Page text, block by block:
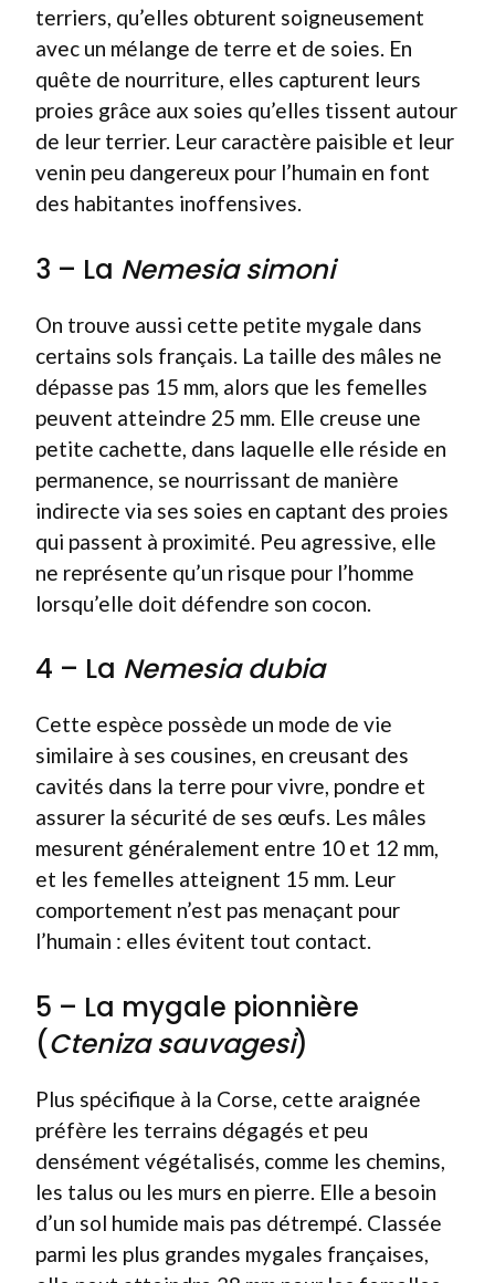
terriers, qu’elles obturent soigneusement
avec un mélange de terre et de soies. En
quête de nourriture, elles capturent leurs
proies grâce aux soies qu’elles tissent autour
de leur terrier. Leur caractère paisible et leur
venin peu dangereux pour l’humain en font
des habitantes inoffensives.
3 – La Nemesia simoni
On trouve aussi cette petite mygale dans
certains sols français. La taille des mâles ne
dépasse pas 15 mm, alors que les femelles
peuvent atteindre 25 mm. Elle creuse une
petite cachette, dans laquelle elle réside en
permanence, se nourrissant de manière
indirecte via ses soies en captant des proies
qui passent à proximité. Peu agressive, elle
ne représente qu’un risque pour l’homme
lorsqu’elle doit défendre son cocon.
4 – La Nemesia dubia
Cette espèce possède un mode de vie
similaire à ses cousines, en creusant des
cavités dans la terre pour vivre, pondre et
assurer la sécurité de ses œufs. Les mâles
mesurent généralement entre 10 et 12 mm,
et les femelles atteignent 15 mm. Leur
comportement n’est pas menaçant pour
l’humain : elles évitent tout contact.
5 – La mygale pionnière
(Cteniza sauvagesi)
Plus spécifique à la Corse, cette araignée
préfère les terrains dégagés et peu
densément végétalisés, comme les chemins,
les talus ou les murs en pierre. Elle a besoin
d’un sol humide mais pas détrempé. Classée
parmi les plus grandes mygales françaises,